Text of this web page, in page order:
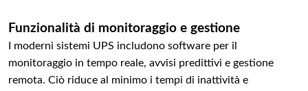
Funzionalità di monitoraggio e gestione
I moderni sistemi UPS includono software per il
monitoraggio in tempo reale, avvisi predittivi e gestione
remota. Ciò riduce al minimo i tempi di inattività e